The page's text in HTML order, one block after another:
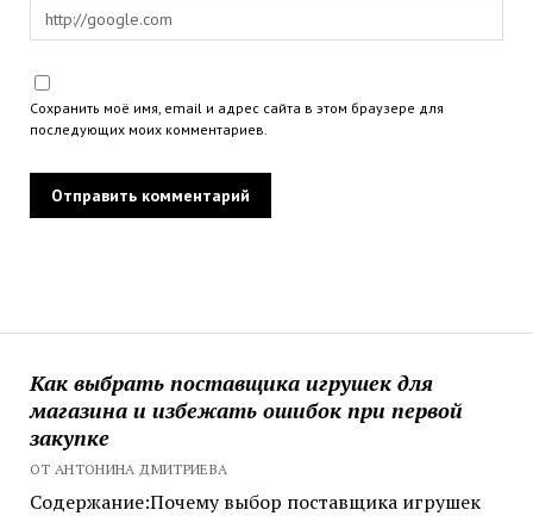
Как выбрать поставщика игрушек для
магазина и избежать ошибок при первой
закупке
ОТ АНТОНИНА ДМИТРИЕВА
Содержание:Почему выбор поставщика игрушек
Сохранить моё имя, email и адрес сайта в этом браузере для
последующих моих комментариев.